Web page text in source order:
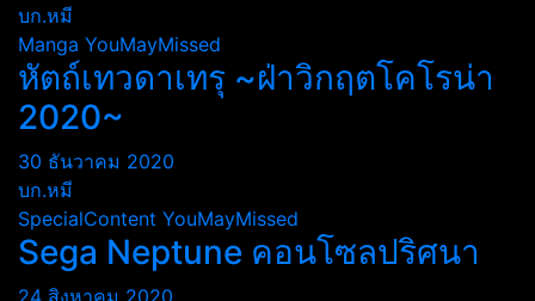
บก.หมี
Manga YouMayMissed
หัตถ์เทวดาเทรุ ~ฝ่าวิกฤตโคโรน่า
2020~
30 ธันวาคม 2020
บก.หมี
SpecialContent YouMayMissed
Sega Neptune คอนโซลปริศนา
24 สิงหาคม 2020